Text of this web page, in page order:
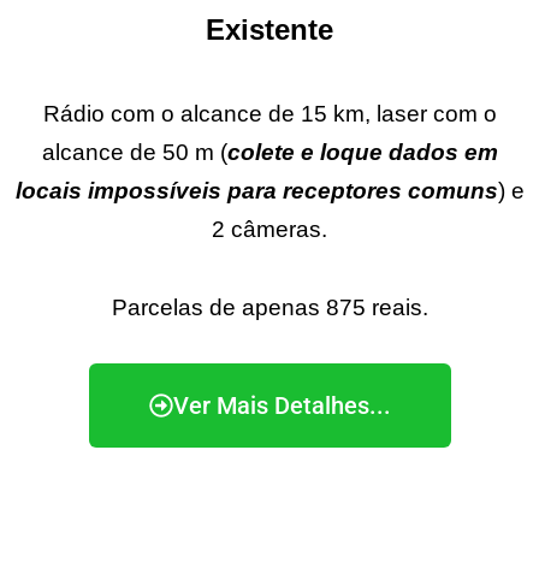
Existente
Rádio com o alcance de 15 km, laser com o
alcance de 50 m (colete e loque dados em
locais impossíveis para receptores comuns) e
2 câmeras.
Parcelas de apenas 875 reais.
Ver Mais Detalhes...